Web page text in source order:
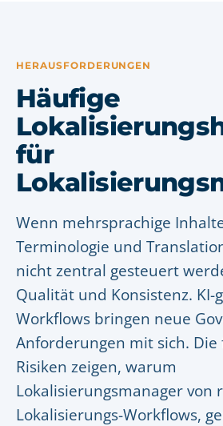
HERAUSFORDERUNGEN
Häufige
für
Wenn mehrsprachige
Terminologie und
nicht zentral gesteuert
Qualität und Konsistenz. KI-
Workflows bringen neue
Anforderungen mit sich. Die
Risiken zeigen, warum
Lokalisierungsmanager von
Lokalisierungs-Workflows,